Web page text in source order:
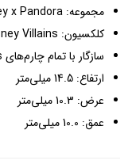
مجموعه: Disney x Pandora
کلکسیون: Disney Villains
سازگار با تمام چارم‌های Pandora Moments
ارتفاع: 14.5 میلی‌متر
عرض: 10.3 میلی‌متر
عمق: 10.0 میلی‌متر